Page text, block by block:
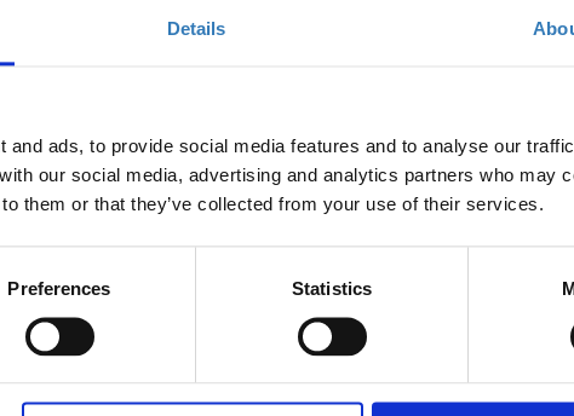
Details
and ads, to provide social media features and to analyse our
our social media, advertising and analytics partners who may
them or that they’ve collected from your use of their services.
Preferences Statistics
για εκπαιδευτικούς σκοπούς. Εισαγωγή
Ποσότητα
Η περίοδος εγγραφών
έχει λήξει.
Πότε;
Δευτέρα, 9